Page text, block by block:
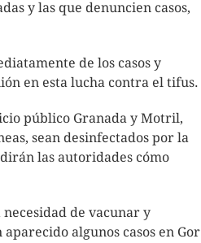
y las que denuncien casos,
de los casos y
en esta lucha contra el tifus.
público Granada y Motril,
sean desinfectados por la
las autoridades cómo
de vacunar y
algunos casos en Gor